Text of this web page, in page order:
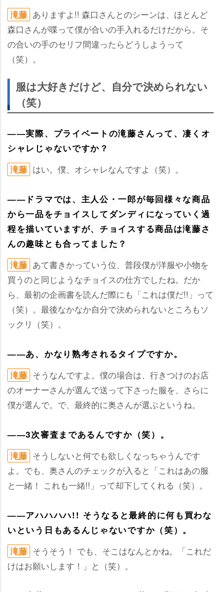
滝藤 ありますよ!! 森口さんとのシーンは、ほとんど
森口さんが喋って僕が合いの手入れるだけだから。そ
の合いの手のセリフ間違ったらどうしようって
（笑）。
服は大好きだけど、自分で決められない
（笑）
――実際、プライベートの滝藤さんって、凄くオ
シャレじゃないですか？
滝藤 はい。僕、オシャレなんですよ（笑）。
――ドラマでは、主人公・一郎が毎回様々な商品
から一品をチョイスしてダンディになっていく過
程を描いていますが、チョイスする商品は滝藤さ
んの趣味とも合ってました？
滝藤 あて書きかっていう位、普段僕が洋服や小物を
買うのと同じようなチョイスの仕方でしたね。だか
ら、最初の企画書を読んだ際にも「これは僕だ!!」って
（笑）。最後なかなか自分で決められないところもソ
ックリ（笑）。
――あ、かなり熟考されるタイプですか。
滝藤 そうなんですよ。僕の場合は、行きつけのお店
のオーナーさんが選んで送って下さった服を、さらに
僕が選んで。で、最終的に奥さんが選ぶというね。
――3次審査まであるんですか（笑）。
滝藤 そうしないと何でも欲しくなっちゃうんです
よ。でも、奥さんのチェックが入ると「これはあの服
と一緒！ これも一緒!!」って却下してくれる（笑）。
――アハハハハ!! そうなると最終的に何も買わな
いという日もあるんじゃないですか（笑）。
滝藤 そうそう！ でも、そこはなんとかね。「これだ
けはお願いします！」と（笑）。